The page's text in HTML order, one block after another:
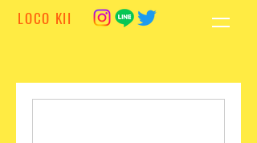
LOCO KII